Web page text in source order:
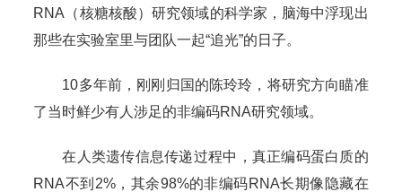
RNA（核糖核酸）研究领域的科学家，脑海中浮现出
那些在实验室里与团队一起“追光”的日子。
10多年前，刚刚归国的陈玲玲，将研究方向瞄准
了当时鲜少有人涉足的非编码RNA研究领域。
在人类遗传信息传递过程中，真正编码蛋白质的
RNA不到2%，其余98%的非编码RNA长期像隐藏在